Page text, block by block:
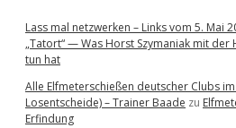
Lass mal netzwerken – Links vom 5. Mai
„Tatort“ — Was Horst Szymaniak mit der
tun hat
Alle Elfmeterschießen deutscher Clubs
Losentscheide) – Trainer Baade zu
Erfindung